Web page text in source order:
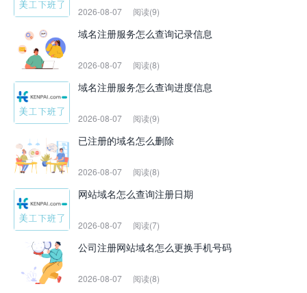
2026-08-07 阅读(9)
域名注册服务怎么查询记录信息
2026-08-07 阅读(8)
域名注册服务怎么查询进度信息
2026-08-07 阅读(9)
已注册的域名怎么删除
2026-08-07 阅读(8)
网站域名怎么查询注册日期
2026-08-07 阅读(7)
公司注册网站域名怎么更换手机号码
2026-08-07 阅读(8)